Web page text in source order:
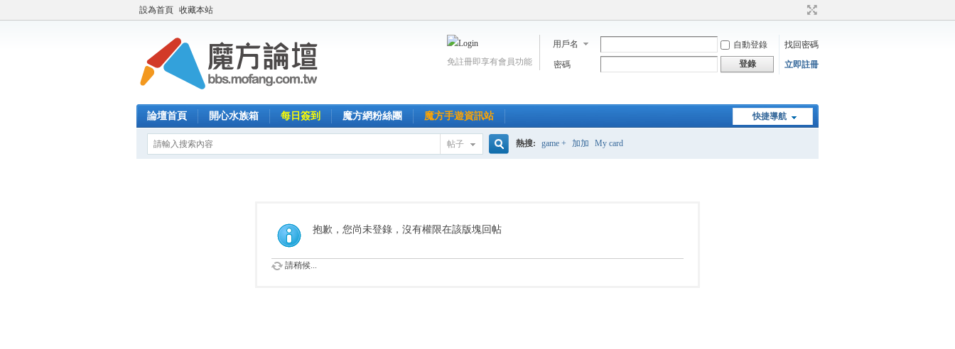
設為首頁 收藏本站
用戶名 自動登錄
找回密碼
密碼
登錄 立即註冊
免註冊即享有會員功能
快捷導航
論壇首頁 開心水族箱 每日簽到 魔方網粉絲團 魔方手遊資訊站
帖子
索
熱搜: game + 加加 My card
抱歉，您尚未登錄，沒有權限在該版塊回帖
請稍候...